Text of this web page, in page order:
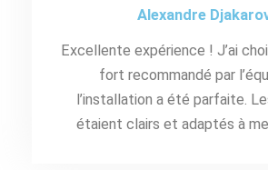
Alexandre
Excellente expérience ! J’ai
fort recommandé par
l’installation a été parfaite.
étaient clairs et adaptés à